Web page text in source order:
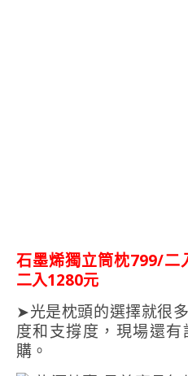
石墨烯獨立筒枕799/二
二入1280元
➤光是枕頭的選擇就很
度和支撐度，現場還
購。